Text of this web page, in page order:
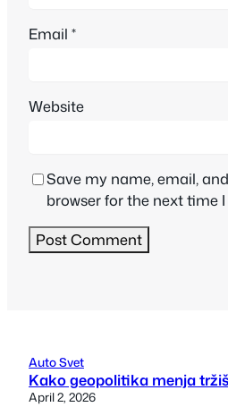
Email *
Website
Save my name, email,
browser for the next time
Auto Svet
Kako geopolitika menja
April 2, 2026